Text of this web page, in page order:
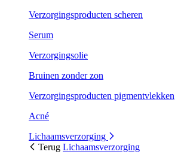
Verzorgingsproducten scheren
Serum
Verzorgingsolie
Bruinen zonder zon
Verzorgingsproducten pigmentvlekken
Acné
Lichaamsverzorging
Terug Lichaamsverzorging